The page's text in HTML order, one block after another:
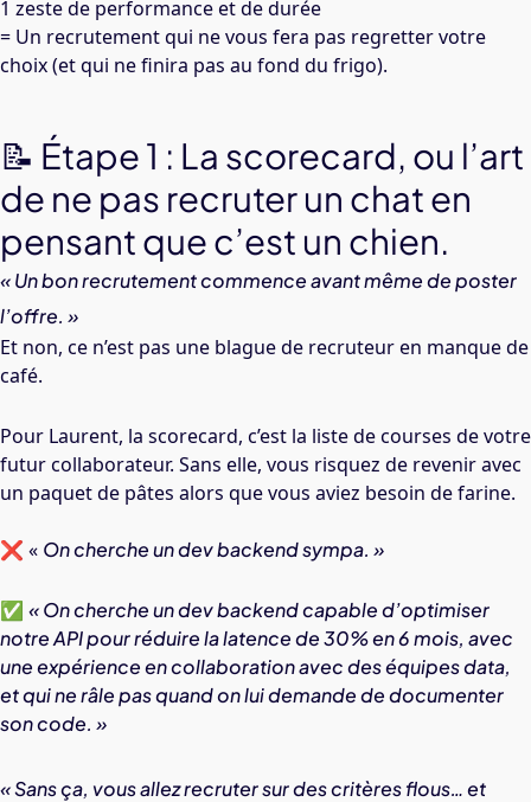
1 zeste de performance et de durée
= Un recrutement qui ne vous fera pas regretter votre
choix (et qui ne finira pas au fond du frigo).
📝 Étape 1 : La scorecard, ou l’art
de ne pas recruter un chat en
pensant que c’est un chien.
« Un bon recrutement commence avant même de poster
l’offre. »
Et non, ce n’est pas une blague de recruteur en manque de
café.
Pour Laurent, la scorecard, c’est la liste de courses de votre
futur collaborateur. Sans elle, vous risquez de revenir avec
un paquet de pâtes alors que vous aviez besoin de farine.
❌ « On cherche un dev backend sympa. »
✅ « On cherche un dev backend capable d’optimiser
notre API pour réduire la latence de 30% en 6 mois, avec
une expérience en collaboration avec des équipes data,
et qui ne râle pas quand on lui demande de documenter
son code. »
« Sans ça, vous allez recruter sur des critères flous… et